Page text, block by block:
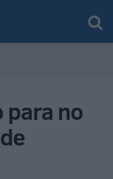
para no